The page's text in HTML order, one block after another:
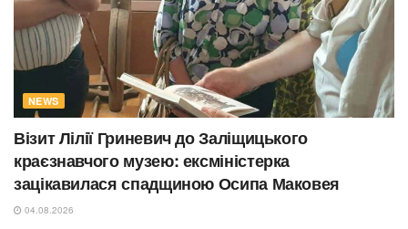
NEWS
Візит Лілії Гриневич до Заліщицького
краєзнавчого музею: ексміністерка
зацікавилася спадщиною Осипа Маковея
04.08.2026